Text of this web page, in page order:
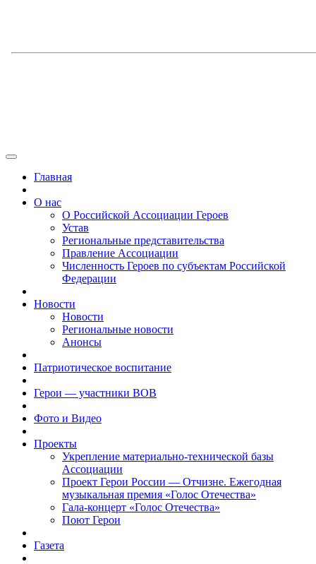
Главная
О нас
О Российской Ассоциации Героев
Устав
Региональные представительства
Правление Ассоциации
Численность Героев по субъектам Российской
Федерации
Новости
Новости
Региональные новости
Анонсы
Патриотическое воспитание
Герои — участники ВОВ
Фото и Видео
Проекты
Укрепление материально-технической базы
Ассоциации
Проект Герои России — Отчизне. Ежегодная
музыкальная премия «Голос Отечества»
Гала-концерт «Голос Отечества»
Поют Герои
Газета